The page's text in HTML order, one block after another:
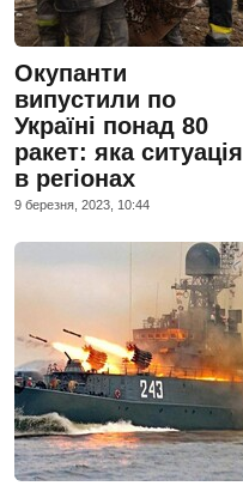
Окупанти
випустили по
Україні понад 80
ракет: яка ситуація
в регіонах
9 березня, 2023, 10:44